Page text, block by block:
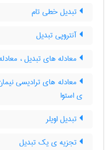
تبدیل خطی تام
آنتروپی تبدیل
معادله های تبدیل ،
معادله های ترادیسی
ی استوا
تبدیل اویلر
تجزیه ی یک تبدیل